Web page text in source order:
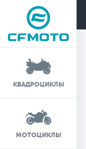
КВАДРОЦИКЛЫ
МОТОЦИКЛЫ
0%